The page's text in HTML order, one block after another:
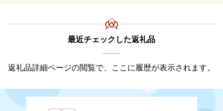
最近チェックした返礼品
返礼品詳細ページの閲覧で、ここに履歴が表示されます。